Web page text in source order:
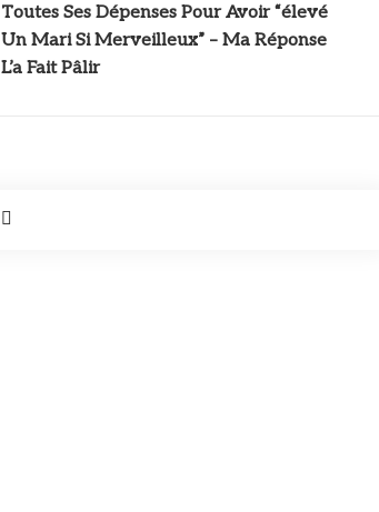
Toutes Ses Dépenses Pour Avoir “élevé
Un Mari Si Merveilleux” – Ma Réponse
L’a Fait Pâlir